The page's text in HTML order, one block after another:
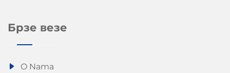
Брзе везе
O Nama